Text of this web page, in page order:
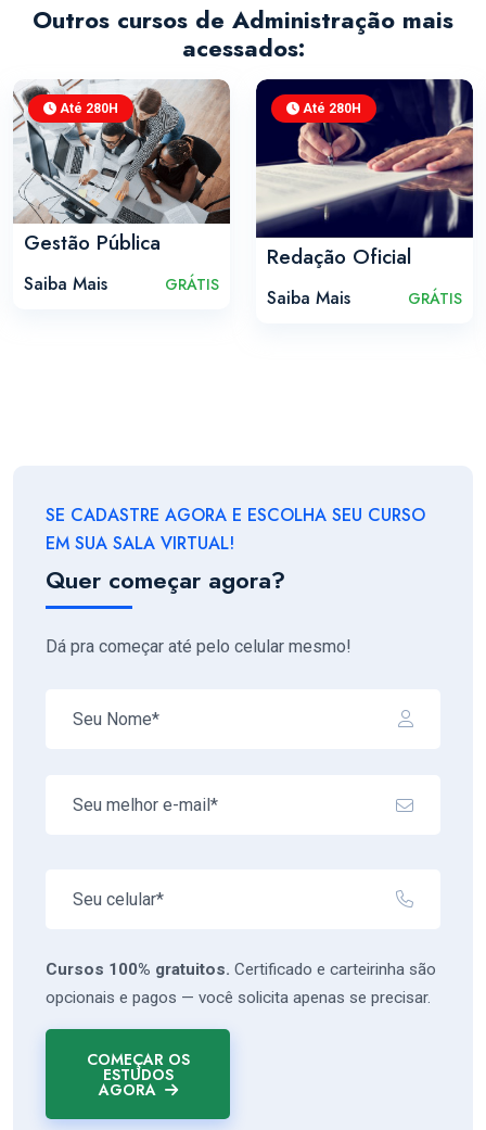
Outros cursos de Administração mais
acessados:
Até 280H
Gestão Pública
Saiba Mais GRÁTIS
Até 280H
Redação Oficial
Saiba Mais GRÁTIS
SE CADASTRE AGORA E ESCOLHA SEU CURSO
EM SUA SALA VIRTUAL!
Quer começar agora?
Dá pra começar até pelo celular mesmo!
Cursos 100% gratuitos. Certificado e carteirinha são
opcionais e pagos — você solicita apenas se precisar.
COMEÇAR OS
ESTUDOS
AGORA